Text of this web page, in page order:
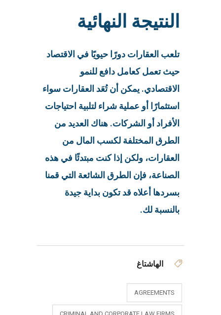
النتيجة النهائية
تلعب العقارات دورًا حيويًا في الاقتصاد
حيث تعمل كعامل دافع للنمو
الاقتصادي. يمكن أن تُعَد العقارات سواء
استثمارًا أو عملية شراء لتلبية احتياجات
الأفراد أو الشركات. هناك العديد من
الطرق المختلفة لكسب المال من
العقارات، ولكن إذا كنت مبتدئًا في هذه
الصناعة، فإن الطرق الشائعة التي قمنا
بسردها أعلاه قد تكون بداية جيدة
بالنسبة لك.
الهاشتاغ
AGREEMENTS